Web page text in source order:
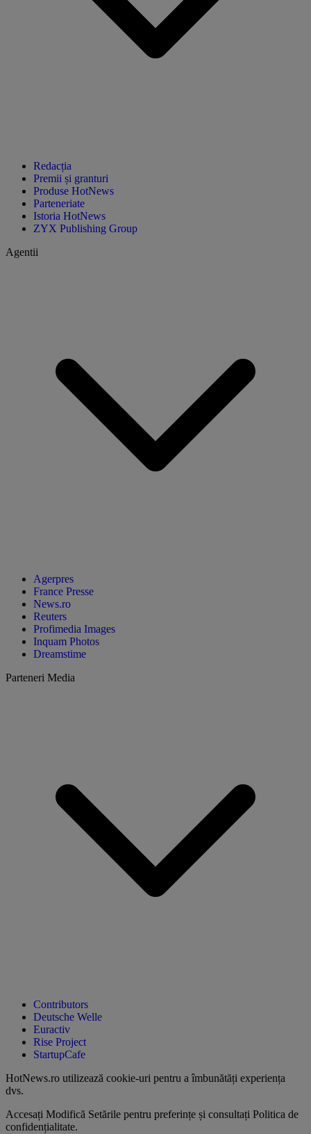
Redacția
Premii și granturi
Produse HotNews
Parteneriate
Istoria HotNews
ZYX Publishing Group
Agentii
Agerpres
France Presse
News.ro
Reuters
Profimedia Images
Inquam Photos
Dreamstime
Parteneri Media
Contributors
Deutsche Welle
Euractiv
Rise Project
StartupCafe
HotNews.ro utilizează cookie-uri pentru a îmbunătăți experiența
dvs.
Accesați Modifică Setările pentru preferințe și consultați Politica de
confidențialitate.